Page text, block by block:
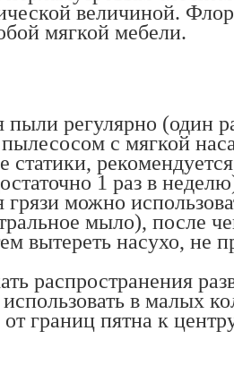
величиной.
мягкой мебели.
пыли регулярно (один
с мягкой
статики,
1 раз в
грязи можно
мыло), после
вытереть насухо, не
распространения
в малых
границ пятна к